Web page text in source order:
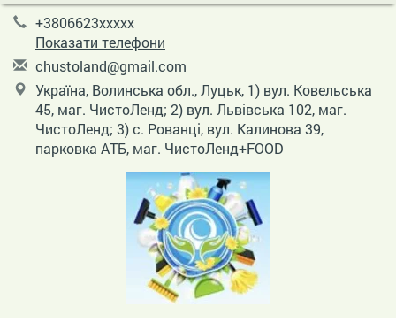
+3806623xxxxx
Показати телефони
chustoland@gmail.com
Україна, Волинська обл., Луцьк, 1) вул. Ковельська
45, маг. ЧистоЛенд; 2) вул. Львівська 102, маг.
ЧистоЛенд; 3) с. Рованці, вул. Калинова 39,
парковка АТБ, маг. ЧистоЛенд+FOOD